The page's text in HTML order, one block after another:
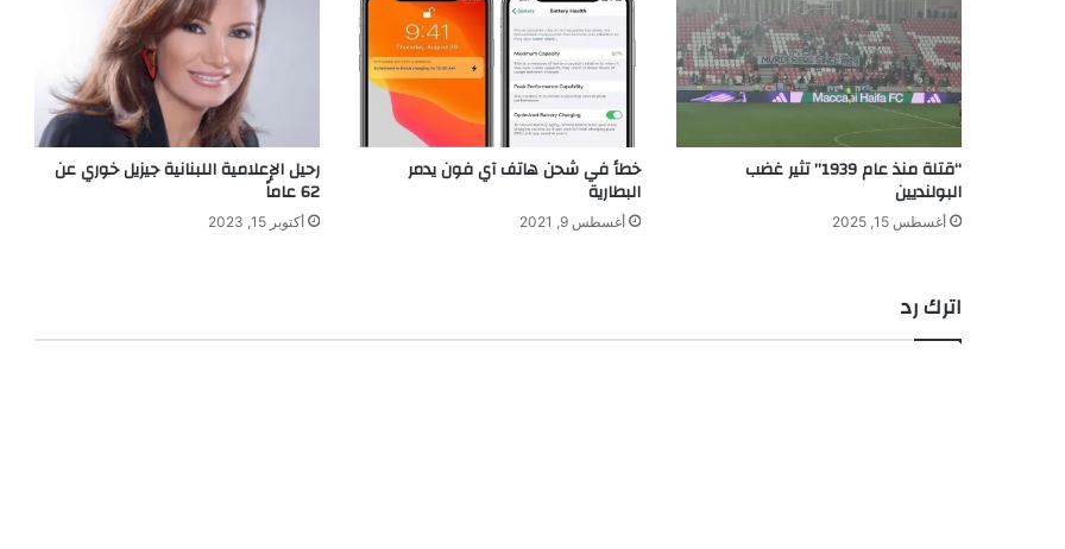
“قتلة منذ عام 1939” تثير غضب
البولنديين
أغسطس 15, 2025
خطأ في شحن هاتف آي فون يدمر
البطارية
أغسطس 9, 2021
رحيل الإعلامية اللبنانية جيزيل خوري عن
62 عاماً
أكتوبر 15, 2023
اترك رد